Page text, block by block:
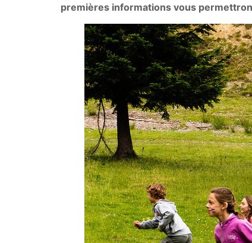
premières informations vous